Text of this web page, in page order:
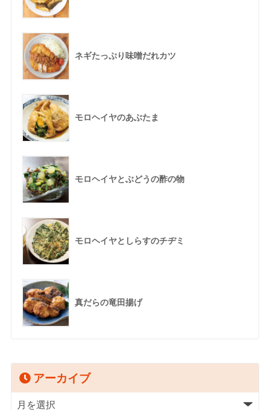
ネギたっぷり味噌だれカツ
モロヘイヤのあぶたま
モロヘイヤとぶどうの酢の物
モロヘイヤとしらすのチヂミ
真だらの竜田揚げ
アーカイブ